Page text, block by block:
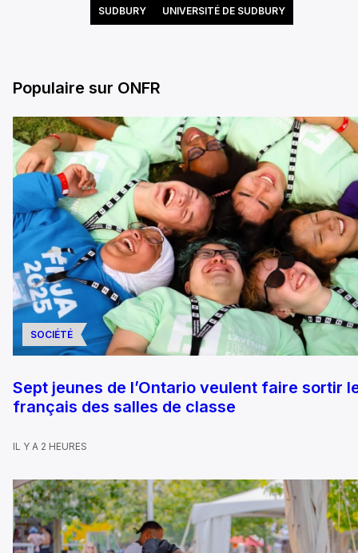
SUDBURY UNIVERSITÉ DE SUDBURY
Populaire sur ONFR
SOCIÉTÉ
Sept jeunes de l’Ontario veulent faire sortir
français des salles de classe
IL Y A 2 HEURES